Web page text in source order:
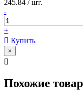
245.84 / шт.
-
+
Купить
×
Похожие